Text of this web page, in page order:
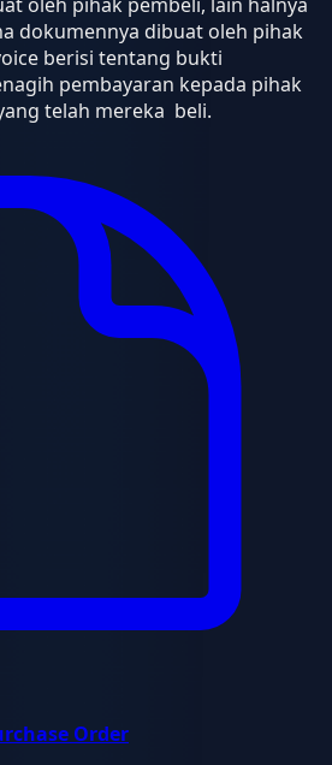
dokumennya dibuat oleh pihak
berisi tentang bukti
pembayaran kepada pihak
telah mereka beli.
Order